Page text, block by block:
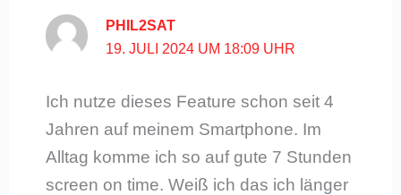
PHIL2SAT
19. JULI 2024 UM 18:09 UHR
Ich nutze dieses Feature schon seit 4
Jahren auf meinem Smartphone. Im
Alltag komme ich so auf gute 7 Stunden
screen on time. Weiß ich das ich länger